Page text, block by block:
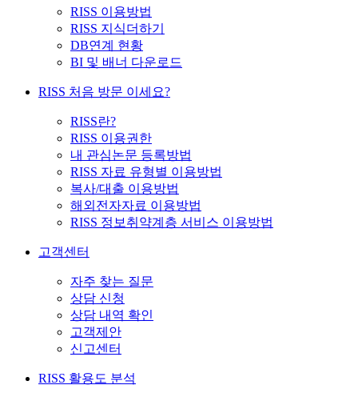
RISS 이용방법
RISS 지식더하기
DB연계 현황
BI 및 배너 다운로드
RISS 처음 방문 이세요?
RISS란?
RISS 이용권한
내 관심논문 등록방법
RISS 자료 유형별 이용방법
복사/대출 이용방법
해외전자자료 이용방법
RISS 정보취약계층 서비스 이용방법
고객센터
자주 찾는 질문
상담 신청
상담 내역 확인
고객제안
신고센터
RISS 활용도 분석